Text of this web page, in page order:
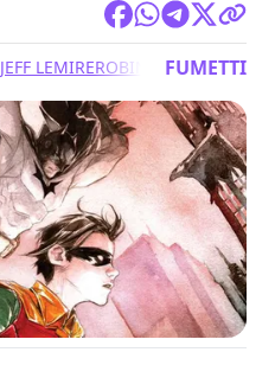
JEFF LEMIREROBIN TIM SEELEY
FUMETTI